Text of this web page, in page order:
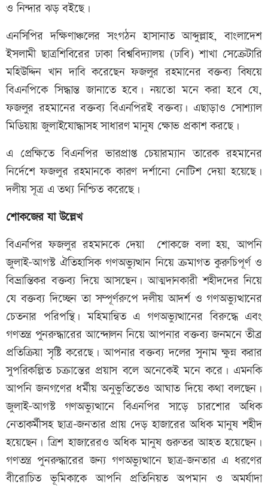
ও নিন্দার ঝড় বইছে।
এনসিপির দক্ষিণাঞ্চলের সংগঠন হাসানাত আব্দুল্লাহ, বাংলাদেশ
ইসলামী ছাত্রশিবিরের ঢাকা বিশ্ববিদ্যালয় (ঢাবি) শাখা সেক্রেটারি
মহিউদ্দিন খান দাবি করেছেন ফজলুর রহমানের বক্তব্য বিষয়ে
বিএনপিকে সিদ্ধান্ত জানাতে হবে। নয়তো মনে করা হবে যে,
ফজলুর রহমানের বক্তব্য বিএনপিরই বক্তব্য। এছাড়াও সোশ্যাল
মিডিয়ায় জুলাইযোদ্ধাসহ সাধারণ মানুষ ক্ষোভ প্রকাশ করছে।
এ প্রেক্ষিতে বিএনপির ভারপ্রাপ্ত চেয়ারম্যান তারেক রহমানের
নির্দেশে ফজলুর রহমানকে কারণ দর্শানো নোটিশ দেয়া হয়েছে।
দলীয় সূত্র এ তথ্য নিশ্চিত করেছে।
শোকজের যা উল্লেখ
বিএনপির ফজলুর রহমানকে দেয়া শোকজে বলা হয়, আপনি
জুলাই-আগস্ট ঐতিহাসিক গণঅভ্যুত্থান নিয়ে ক্রমাগত কুরুচিপূর্ণ ও
বিভ্রান্তিকর বক্তব্য দিয়ে আসছেন। আত্মদানকারী শহীদদের নিয়ে
যে বক্তব্য দিচ্ছেন তা সম্পূর্ণরুপে দলীয় আদর্শ ও গণঅভ্যুত্থানের
চেতনার পরিপন্থি। মহিমান্বিত এ গণঅভ্যুত্থানের বিরুদ্ধে এবং
গণতন্ত্র পুনরুদ্ধারের আন্দোলন নিয়ে আপনার বক্তব্য জনমনে তীব্র
প্রতিক্রিয়া সৃষ্টি করেছে। আপনার বক্তব্য দলের সুনাম ক্ষুন্ন করার
সুপরিকল্পিত চক্রান্তের প্রয়াস বলে অনেকেই মনে করে। এমনকি
আপনি জনগণের ধর্মীয় অনুভুতিতেও আঘাত দিয়ে কথা বলছেন।
জুলাই-আগস্ট গণঅভ্যুত্থানে বিএনপির সাড়ে চারশোর অধিক
নেতাকর্মীসহ ছাত্র-জনতার প্রায় দেড় হাজারের অধিক মানুষ শহীদ
হয়েছেন। ত্রিশ হাজারেরও অধিক মানুষ গুরুতর আহত হয়েছেন।
গণতন্ত্র পুনরুদ্ধারের জন্য গণঅভ্যুত্থানে ছাত্র-জনতার এ ধরণের
বীরোচিত ভূমিকাকে আপনি প্রতিনিয়ত অপমান ও অমর্যাদা